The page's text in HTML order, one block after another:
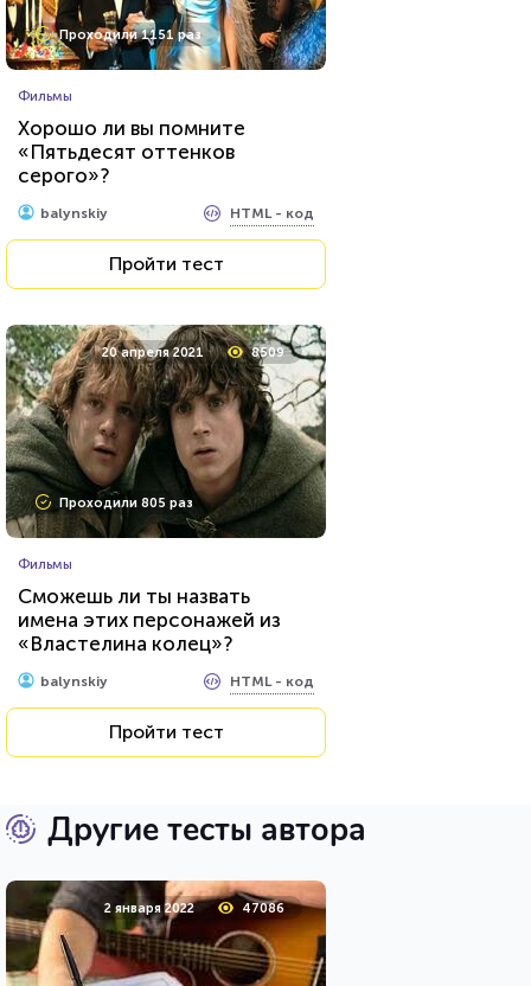
Проходили 1151 раз
Фильмы
Хорошо ли вы помните
«Пятьдесят оттенков
серого»?
balynskiy HTML - код
Пройти тест
20 апреля 2021 8509
Проходили 805 раз
Фильмы
Сможешь ли ты назвать
имена этих персонажей из
«Властелина колец»?
balynskiy HTML - код
Пройти тест
Другие тесты автора
2 января 2022 47086